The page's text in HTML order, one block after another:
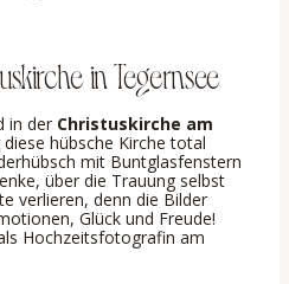
in Tegernsee
in der Christuskirche am
hübsche Kirche total
mit Buntglasfenstern
über die Trauung selbst
verlieren, denn die Bilder
Glück und Freude!
Hochzeitsfotografin am